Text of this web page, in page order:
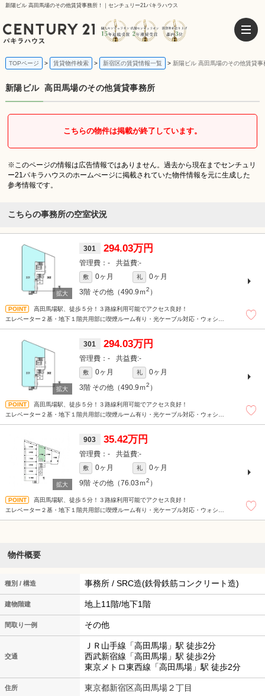
新陽ビル 高田馬場のその他賃貸事務所！｜センチュリー21パキラハウス
TOPページ 賃貸物件検索 新宿区の賃貸情報一覧 新陽ビル 高田馬場のその他賃貸事
新陽ビル 高田馬場のその他賃貸事務所
こちらの物件は掲載が終了しています。
※このページの情報は広告情報ではありません。過去から現在までセンチュリ
ー21パキラハウスのホームぺージに掲載されていた物件情報を元に生成した
参考情報です。
こちらの事務所の空室状況
301 294.03万円
- -
敷 0ヶ月 礼
0ヶ月
3階 その他（490.9ｍ2 ）
高田馬場駅、徒歩５分！３路線利用可能でアクセス良好！
エレベーター２基・地下１階共用部に喫煙ルーム有り・光ケーブル対応・ウォシュ
301 294.03万円
- -
敷 0ヶ月 礼
0ヶ月
3階 その他（490.9ｍ2 ）
高田馬場駅、徒歩５分！３路線利用可能でアクセス良好！
エレベーター２基・地下１階共用部に喫煙ルーム有り・光ケーブル対応・ウォシュ
903 35.42万円
- -
敷 0ヶ月 礼
0ヶ月
9階 その他（76.03ｍ2 ）
高田馬場駅、徒歩５分！３路線利用可能でアクセス良好！
エレベーター２基・地下１階共用部に喫煙ルーム有り・光ケーブル対応・ウォシュ
物件概要
種別 / 構造 事務所 / SRC造(鉄骨鉄筋コンクリート造)
建物階建 地上11階/地下1階
間取り一例 その他
交通
ＪＲ山手線「高田馬場」駅 徒歩2分
西武新宿線「高田馬場」駅 徒歩2分
東京メトロ東西線「高田馬場」駅 徒歩2分
住所 東京都新宿区高田馬場２丁目